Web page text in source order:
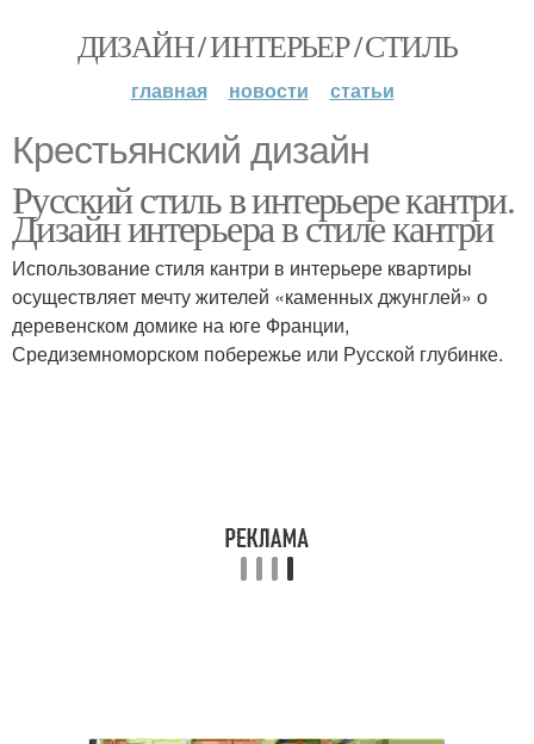
ДИЗАЙН / ИНТЕРЬЕР / СТИЛЬ
главная новости статьи
Крестьянский дизайн
Русский стиль в интерьере кантри.
Дизайн интерьера в стиле кантри
Использование стиля кантри в интерьере квартиры
осуществляет мечту жителей «каменных джунглей» о
деревенском домике на юге Франции,
Средиземноморском побережье или Русской глубинке.